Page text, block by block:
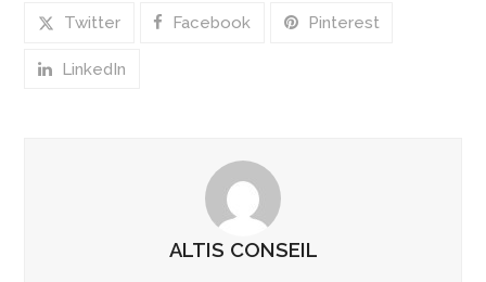
Twitter Facebook Pinterest
LinkedIn
ALTIS CONSEIL